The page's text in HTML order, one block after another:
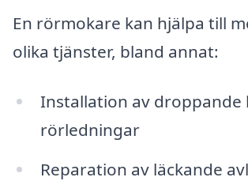
En rörmokare kan hjälpa till
olika tjänster, bland annat:
Installation av droppande
rörledningar
Reparation av läckande